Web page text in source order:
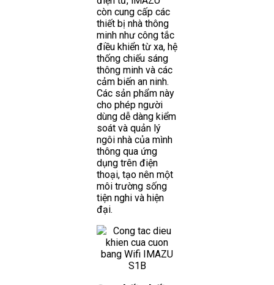
còn cung cấp các
thiết bị nhà thông
minh như công tắc
điều khiển từ xa, hệ
thống chiếu sáng
thông minh và các
cảm biến an ninh.
Các sản phẩm này
cho phép người
dùng dễ dàng kiểm
soát và quản lý
ngôi nhà của mình
thông qua ứng
dụng trên điện
thoại, tạo nên một
môi trường sống
tiện nghi và hiện
đại.